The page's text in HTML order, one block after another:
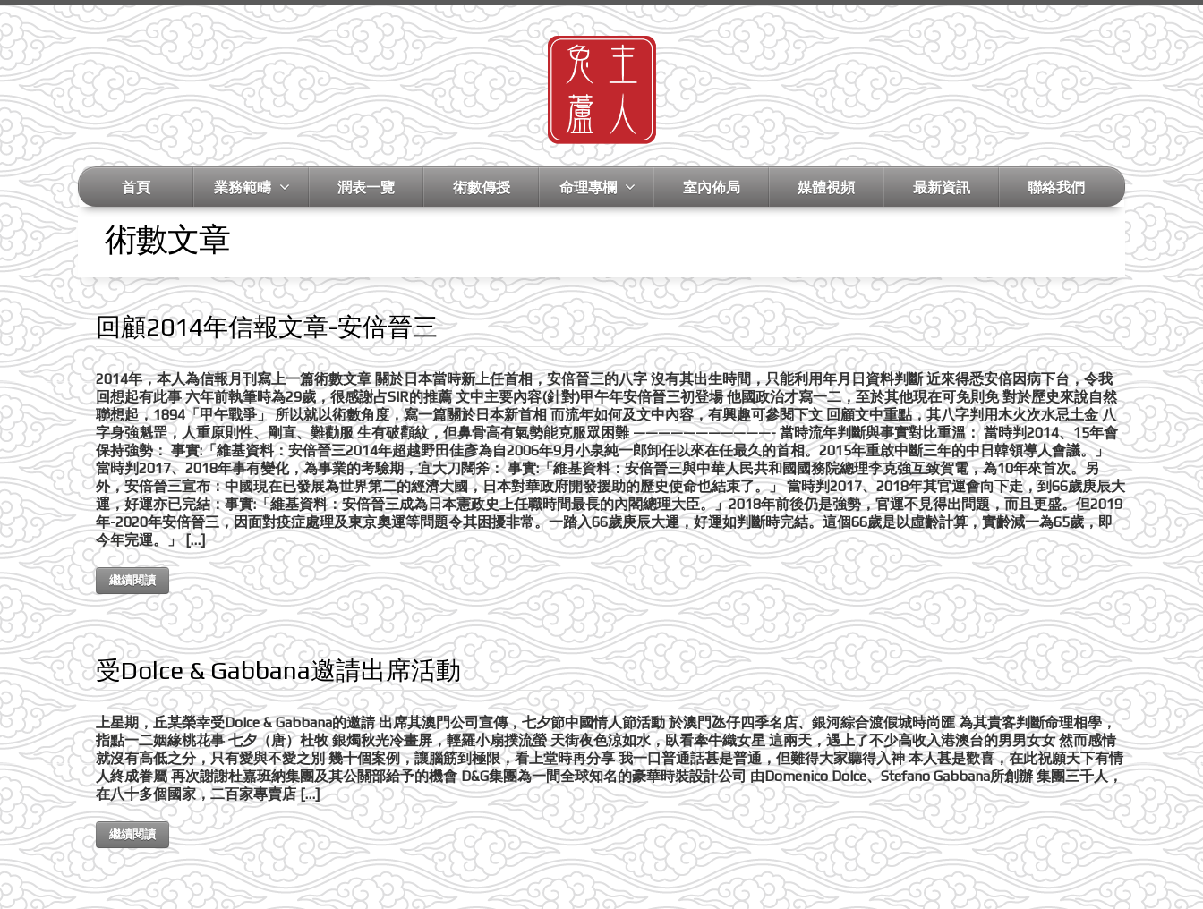
首頁 業務範疇 潤表一覽 術數傳授 命理專欄 室內佈局 媒體視頻 最新資訊 聯絡我們
術數文章
回顧2014年信報文章-安倍晉三
2014年，本人為信報月刊寫上一篇術數文章 關於日本當時新上任首相，安倍晉三的八字 沒有其出生時間，只能利用年月日資料判斷 近來得悉安倍因病下台，令我
回想起有此事 六年前執筆時為29歲，很感謝占SIR的推薦 文中主要內容(針對)甲午年安倍晉三初登場 他國政治才寫一二，至於其他現在可免則免 對於歷史來說自然
聯想起，1894「甲午戰爭」 所以就以術數角度，寫一篇關於日本新首相 而流年如何及文中內容，有興趣可參閱下文 回顧文中重點，其八字判用木火次水忌土金 八
字身強魁罡，人重原則性、剛直、難勸服 生有破顴紋，但鼻骨高有氣勢能克服眾困難 ———————————- 當時流年判斷與事實對比重溫： 當時判2014、15年會
保持強勢： 事實:「維基資料：安倍晉三2014年超越野田佳彥為自2006年9月小泉純一郎卸任以來在任最久的首相。2015年重啟中斷三年的中日韓領導人會議。」
當時判2017、2018年事有變化，為事業的考驗期，宜大刀闊斧： 事實:「維基資料：安倍晉三與中華人民共和國國務院總理李克強互致賀電，為10年來首次。另
外，安倍晉三宣布：中國現在已發展為世界第二的經濟大國，日本對華政府開發援助的歷史使命也結束了。」 當時判2017、2018年其官運會向下走，到66歲庚辰大
運，好運亦已完結：事實:「維基資料：安倍晉三成為日本憲政史上任職時間最長的內閣總理大臣。」2018年前後仍是強勢，官運不見得出問題，而且更盛。但2019
年-2020年安倍晉三，因面對疫症處理及東京奧運等問題令其困擾非常。一踏入66歲庚辰大運，好運如判斷時完結。這個66歲是以虛齡計算，實齡減一為65歲，即
今年完運。」 […]
繼續閱讀
受Dolce & Gabbana邀請出席活動
上星期，丘某榮幸受Dolce & Gabbana的邀請 出席其澳門公司宣傳，七夕節中國情人節活動 於澳門氹仔四季名店、銀河綜合渡假城時尚匯 為其貴客判斷命理相學，
指點一二姻緣桃花事 七夕（唐）杜牧 銀燭秋光冷畫屏，輕羅小扇撲流螢 天街夜色涼如水，臥看牽牛織女星 這兩天，遇上了不少高收入港澳台的男男女女 然而感情
就沒有高低之分，只有愛與不愛之別 幾十個案例，讓腦筋到極限，看上堂時再分享 我一口普通話甚是普通，但難得大家聽得入神 本人甚是歡喜，在此祝願天下有情
人終成眷屬 再次謝謝杜嘉班納集團及其公關部給予的機會 D&G集團為一間全球知名的豪華時裝設計公司 由Domenico Dolce、Stefano Gabbana所創辦 集團三千人，
在八十多個國家，二百家專賣店 […]
繼續閱讀